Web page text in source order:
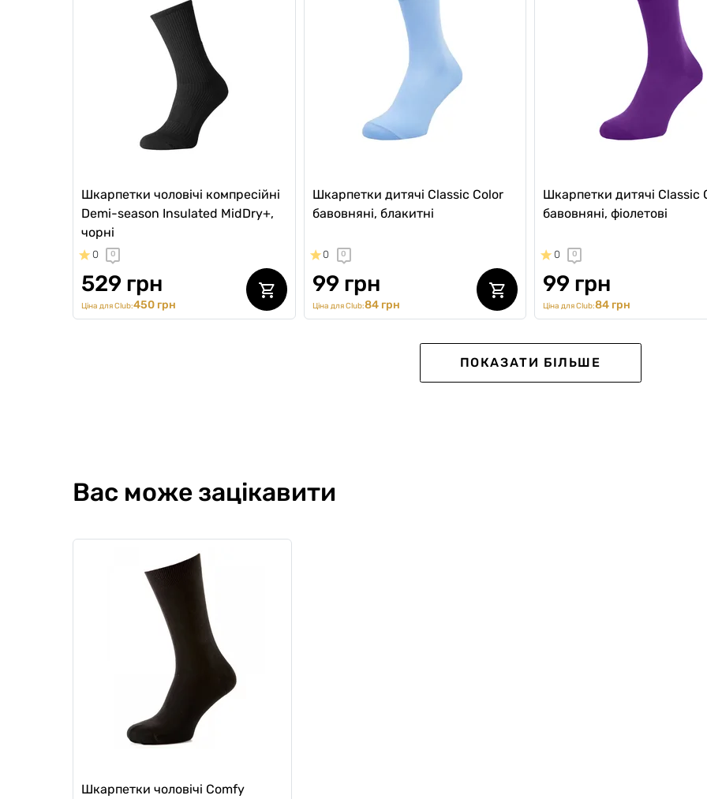
Шкарпетки чоловічі компресійні
Demi-season Insulated MidDry+,
чорні
0 0
529 грн
Ціна для Club:450 грн
Шкарпетки дитячі Classic Color
бавовняні, блакитні
0 0
99 грн
Ціна для Club:84 грн
Шкарпетки дитячі Classic
бавовняні, фіолетові
0 0
99 грн
Ціна для Club:84 грн
Чоловічі шкарпетки Middle Socks
Light, світло-сірий
Kids
ПОКАЗАТИ БІЛЬШЕ
Вас може зацікавити
Шкарпетки чоловічі Comfy